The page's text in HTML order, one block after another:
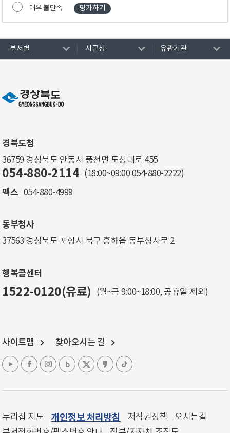
매우 불만족
부서별 시군청 유관기관
경북도청
36759 경상북도 안동시 풍천면 도청대로 455
054-880-2114 (18:00~09:00 054-880-2222)
팩스 054-880-4999
동부청사
37563 경상북도 포항시 북구 흥해읍 동부청사로 2
행복콜센터
1522-0120(유료) (월~금 9:00~18:00, 공휴일 제외)
사이트맵 찾아오시는 길
누리집 지도 개인정보 처리방침 저작권정책
오시는길